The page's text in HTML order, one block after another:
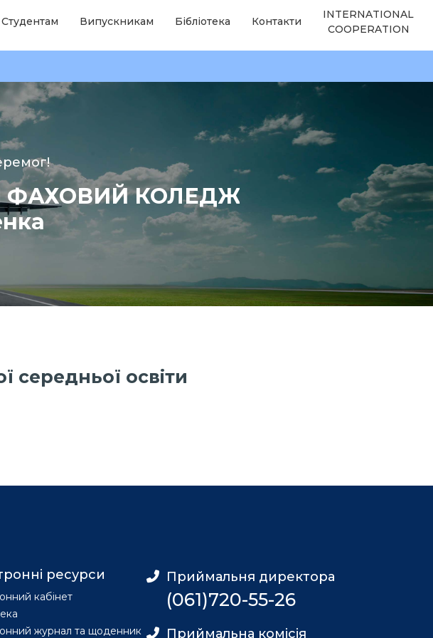
Студентам Випускникам Бібліотека Контакти
INTERNATIONAL
COOPERATION
ФАХОВИЙ КОЛЕДЖ
середньої освіти
ресурси
кабінет
журнал та щоденник
Приймальня директора
(061)720-55-26
Приймальна комісія